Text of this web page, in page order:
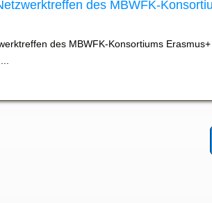
des MBWFK-
des MBWFK-Konsortiums